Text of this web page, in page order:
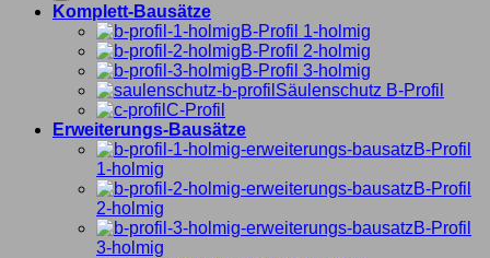
Komplett-Bausätze
B-Profil 1-holmig
B-Profil 2-holmig
B-Profil 3-holmig
Säulenschutz B-Profil
C-Profil
Erweiterungs-Bausätze
B-Profil
1-holmig
B-Profil
2-holmig
B-Profil
3-holmig